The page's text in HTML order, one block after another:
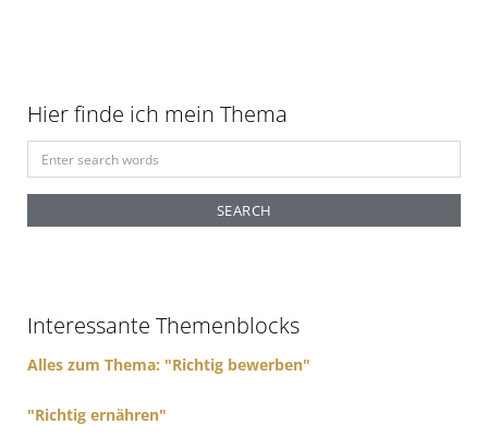
Hier finde ich mein Thema
e
r
o
Interessante Themenblocks
Alles zum Thema: "Richtig bewerben"
"Richtig ernähren"